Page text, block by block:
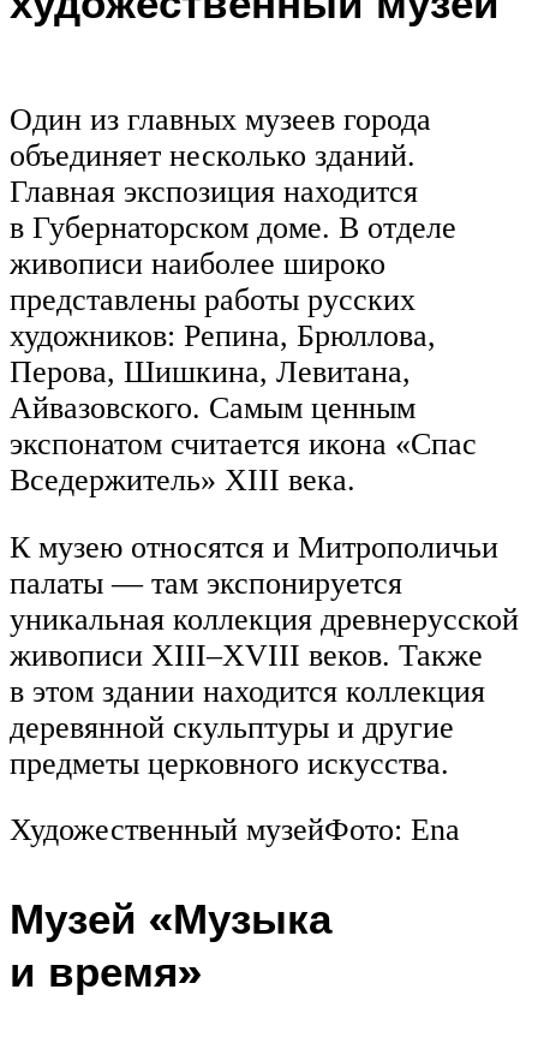
Один из главных музеев города
объединяет несколько зданий.
Главная экспозиция находится
в Губернаторском доме. В отделе
живописи наиболее широко
представлены работы русских
художников: Репина, Брюллова,
Перова, Шишкина, Левитана,
Айвазовского. Самым ценным
экспонатом считается икона «Спас
Вседержитель» XIII века.
К музею относятся и Митрополичьи
палаты — там экспонируется
уникальная коллекция древнерусской
живописи XIII–XVIII веков. Также
в этом здании находится коллекция
деревянной скульптуры и другие
предметы церковного искусства.
Художественный музейФото: Ena
Музей «Музыка
и время»